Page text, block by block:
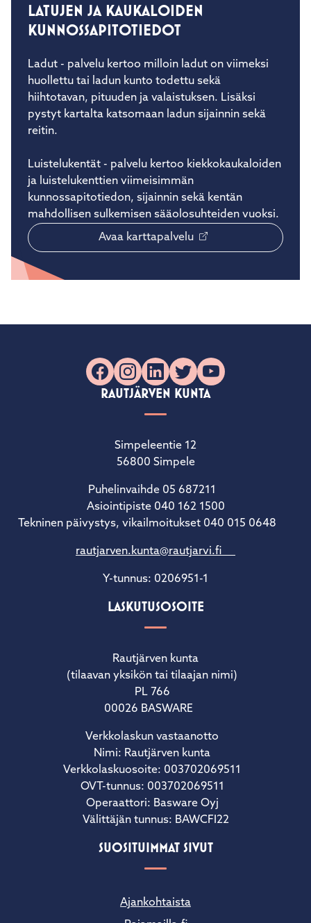
LATUJEN JA KAUKALOIDEN
KUNNOSSAPITOTIEDOT
Ladut - palvelu kertoo milloin ladut on viimeksi
huollettu tai ladun kunto todettu sekä
hiihtotavan, pituuden ja valaistuksen. Lisäksi
pystyt kartalta katsomaan ladun sijainnin sekä
reitin.
Luistelukentät - palvelu kertoo kiekkokaukaloiden
ja luistelukenttien viimeisimmän
kunnossapitotiedon, sijainnin sekä kentän
mahdollisen sulkemisen sääolosuhteiden vuoksi.
Avaa karttapalvelu
Facebook
Instagram
LinkedIn
X YouTube
RAUTJÄRVEN KUNTA
Simpeleentie 12
56800 Simpele
Puhelinvaihde 05 687211
Asiointipiste 040 162 1500
Tekninen päivystys, vikailmoitukset 040 015 0648
rautjarven.kunta@rautjarvi.fi
Y-tunnus: 0206951-1
LASKUTUSOSOITE
Rautjärven kunta
(tilaavan yksikön tai tilaajan nimi)
PL 766
00026 BASWARE
Verkkolaskun vastaanotto
Nimi: Rautjärven kunta
Verkkolaskuosoite: 003702069511
OVT-tunnus: 003702069511
Operaattori: Basware Oyj
Välittäjän tunnus: BAWCFI22
SUOSITUIMMAT SIVUT
Ajankohtaista